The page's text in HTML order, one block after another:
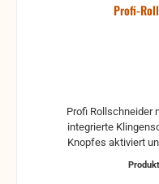
Profi-
integrierte
Knopfes aktiviert